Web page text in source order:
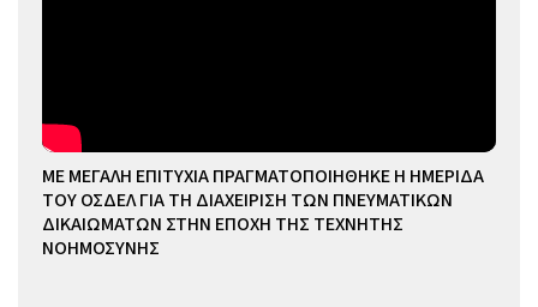
ΜΕ ΜΕΓΑΛΗ ΕΠΙΤΥΧΙΑ ΠΡΑΓΜΑΤΟΠΟΙΗΘΗΚΕ Η ΗΜΕΡΙΔΑ
ΤΟΥ ΟΣΔΕΛ ΓΙΑ ΤΗ ΔΙΑΧΕΙΡΙΣΗ ΤΩΝ ΠΝΕΥΜΑΤΙΚΩΝ
ΔΙΚΑΙΩΜΑΤΩΝ ΣΤΗΝ ΕΠΟΧΗ ΤΗΣ ΤΕΧΝΗΤΗΣ
ΝΟΗΜΟΣΥΝΗΣ